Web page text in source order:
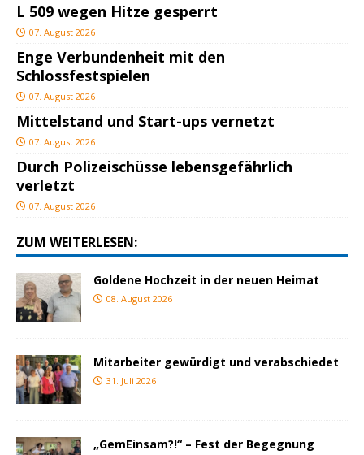
L 509 wegen Hitze gesperrt
07. August 2026
Enge Verbundenheit mit den
Schlossfestspielen
07. August 2026
Mittelstand und Start-ups vernetzt
07. August 2026
Durch Polizeischüsse lebensgefährlich
verletzt
07. August 2026
ZUM WEITERLESEN:
Goldene Hochzeit in der neuen Heimat
08. August 2026
Mitarbeiter gewürdigt und verabschiedet
31. Juli 2026
„GemEinsam?!“ – Fest der Begegnung